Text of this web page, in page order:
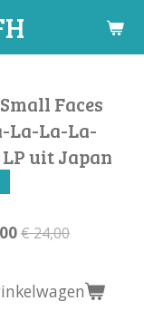
Faces
La-La-La-
LP uit Japan
€ 24,00